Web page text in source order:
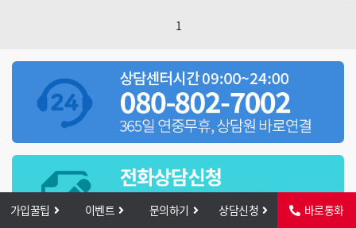
1
가입꿀팁 이벤트 문의하기 상담신청 바로통화